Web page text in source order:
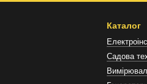
Каталог
Садова